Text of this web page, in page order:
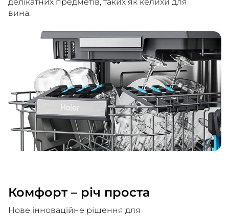
вина.
Комфорт – річ проста
Нове інноваційне рішення для